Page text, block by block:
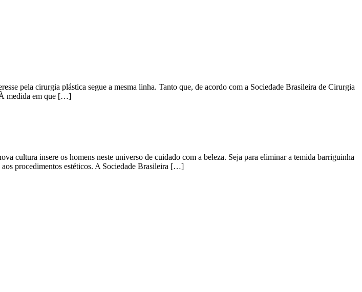
pela cirurgia plástica segue a mesma linha. Tanto que, de acordo com a Sociedade Brasileira de Cirurgia
À medida em que […]
cultura insere os homens neste universo de cuidado com a beleza. Seja para eliminar a temida barriguinha
procedimentos estéticos. A Sociedade Brasileira […]